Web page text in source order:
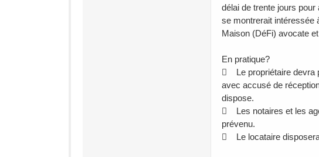
délai de trente jours pour
se montrerait intéressée
Maison (DéFi) avocate
En pratique?
 Le propriétaire devra
avec accusé de
dispose.
 Les notaires et les
prévenu.
 Le locataire disposera